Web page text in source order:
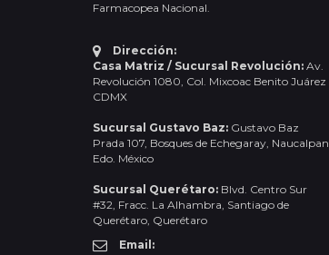
Farmacopea Nacional.
Dirección:
Casa Matriz / Sucursal Revolución: Av.
Revolución 1080, Col. Mixcoac Benito Juárez
CDMX
Sucursal Gustavo Baz: Gustavo Baz
Prada 107, Bosques de Echegaray, Naucalpan
Edo. México
Sucursal Querétaro: Blvd. Centro Sur
#32, Fracc. La Alhambra, Santiago de
Querétaro, Querétaro
Email: